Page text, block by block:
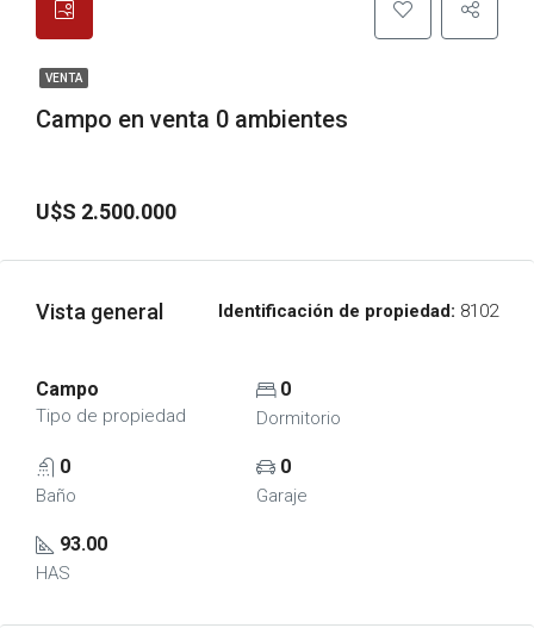
VENTA
Campo en venta 0 ambientes
U$S 2.500.000
Vista general Identificación de propiedad: 8102
Campo
Tipo de propiedad
0
Dormitorio
0
Baño
0
Garaje
93.00
HAS